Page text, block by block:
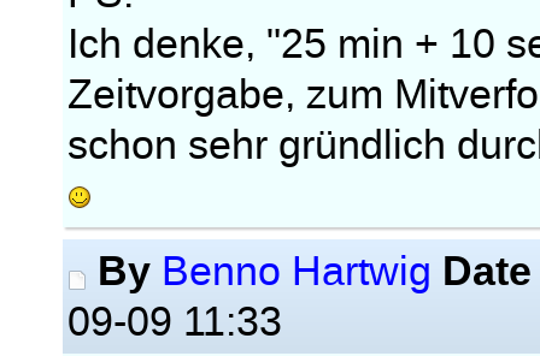
Ich denke, "25 min + 10
Zeitvorgabe, zum
schon sehr gründlich
By Benno Hartwig Date
09-09 11:33